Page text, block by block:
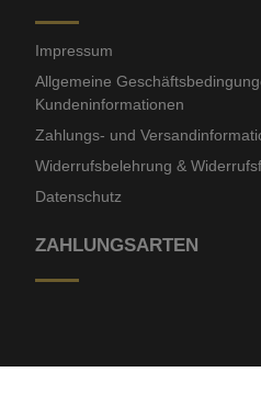
Impressum
Allgemeine
Kundeninformationen
Zahlungs- und
Widerrufsbelehrung &
Datenschutz
ZAHLUNGSARTEN